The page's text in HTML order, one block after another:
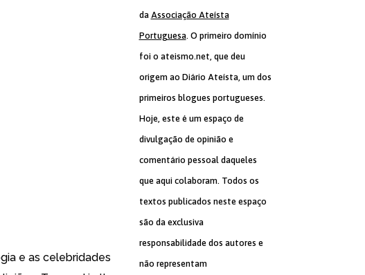
e as celebridades
da Associação Ateísta
Portuguesa. O primeiro domínio
foi o ateismo.net, que deu
origem ao Diário Ateísta, um dos
primeiros blogues portugueses.
Hoje, este é um espaço de
divulgação de opinião e
comentário pessoal daqueles
que aqui colaboram. Todos os
textos publicados neste espaço
são da exclusiva
responsabilidade dos autores e
não representam